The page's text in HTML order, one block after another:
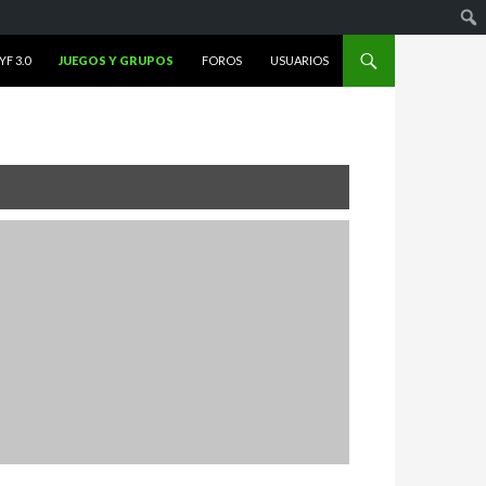
3.0 JUEGOS Y GRUPOS FOROS USUARIOS